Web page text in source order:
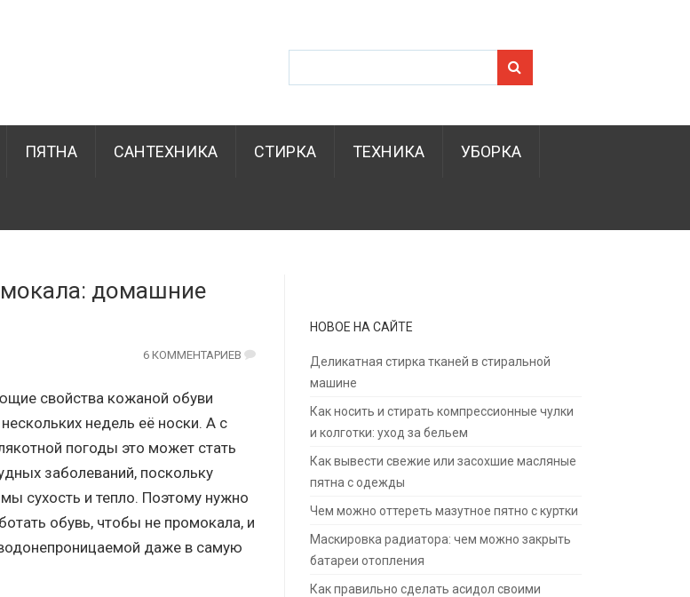
ПЯТНА САНТЕХНИКА СТИРКА ТЕХНИКА УБОРКА
домашние
6 КОММЕНТАРИЕВ
свойства кожаной обуви
недель её носки. А с
погоды это может стать
заболеваний, поскольку
сухость и тепло. Поэтому нужно
обувь, чтобы не промокала, и
даже в самую
НОВОЕ НА САЙТЕ
Деликатная стирка тканей в стиральной
машине
Как носить и стирать компрессионные чулки
и колготки: уход за бельем
Как вывести свежие или засохшие масляные
пятна с одежды
Чем можно оттереть мазутное пятно с куртки
Маскировка радиатора: чем можно закрыть
батареи отопления
Как правильно сделать асидол своими